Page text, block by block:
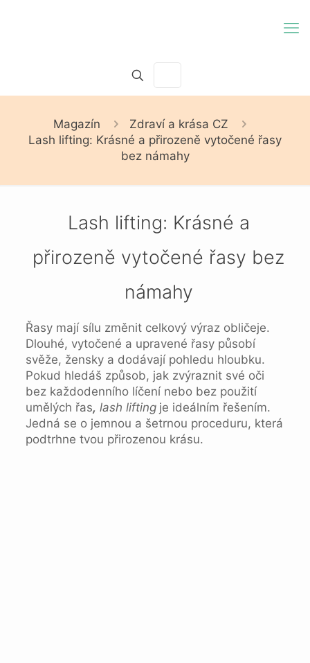
Magazín
Zdraví a krása CZ
Lash lifting: Krásné a přirozeně vytočené řasy
bez námahy
Lash lifting: Krásné a
přirozeně vytočené řasy bez
námahy
Řasy mají sílu změnit celkový výraz obličeje.
Dlouhé, vytočené a upravené řasy působí
svěže, žensky a dodávají pohledu hloubku.
Pokud hledáš způsob, jak zvýraznit své oči
bez každodenního líčení nebo bez použití
umělých řas, lash lifting je ideálním řešením.
Jedná se o jemnou a šetrnou proceduru, která
podtrhne tvou přirozenou krásu.